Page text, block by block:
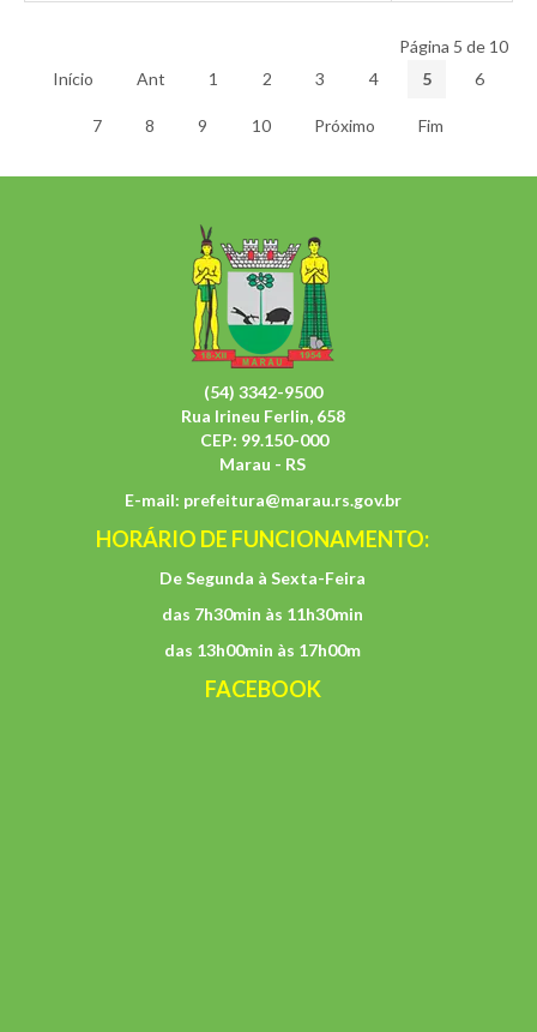
Página 5 de 10
Início
Ant 1 2 3 4 5 6
7 8 9 10 Próximo Fim
(54) 3342-9500
Rua Irineu Ferlin, 658
CEP: 99.150-000
Marau - RS
E-mail: prefeitura@marau.rs.gov.br
HORÁRIO DE FUNCIONAMENTO:
De Segunda à Sexta-Feira
das 7h30min às 11h30min
das 13h00min às 17h00m
FACEBOOK